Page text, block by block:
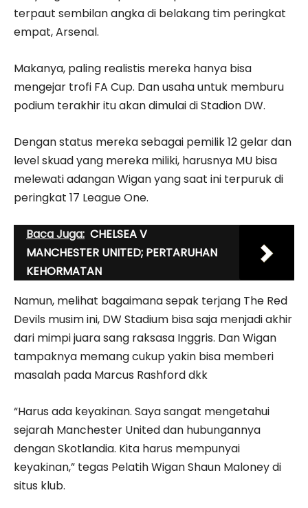
terpaut sembilan angka di belakang tim peringkat
empat, Arsenal.
Makanya, paling realistis mereka hanya bisa
mengejar trofi FA Cup. Dan usaha untuk memburu
podium terakhir itu akan dimulai di Stadion DW.
Dengan status mereka sebagai pemilik 12 gelar dan
level skuad yang mereka miliki, harusnya MU bisa
melewati adangan Wigan yang saat ini terpuruk di
peringkat 17 League One.
Baca Juga: CHELSEA V
MANCHESTER UNITED; PERTARUHAN
KEHORMATAN
Namun, melihat bagaimana sepak terjang The Red
Devils musim ini, DW Stadium bisa saja menjadi akhir
dari mimpi juara sang raksasa Inggris. Dan Wigan
tampaknya memang cukup yakin bisa memberi
masalah pada Marcus Rashford dkk
“Harus ada keyakinan. Saya sangat mengetahui
sejarah Manchester United dan hubungannya
dengan Skotlandia. Kita harus mempunyai
keyakinan,” tegas Pelatih Wigan Shaun Maloney di
situs klub.